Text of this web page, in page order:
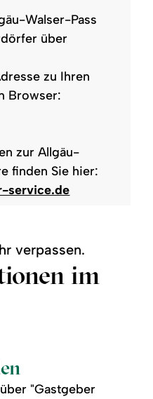
Walser-Pass
über
zu Ihren
Browser:
zur Allgäu-
finden Sie hier:
service.de
verpassen.
im
"Gastgeber